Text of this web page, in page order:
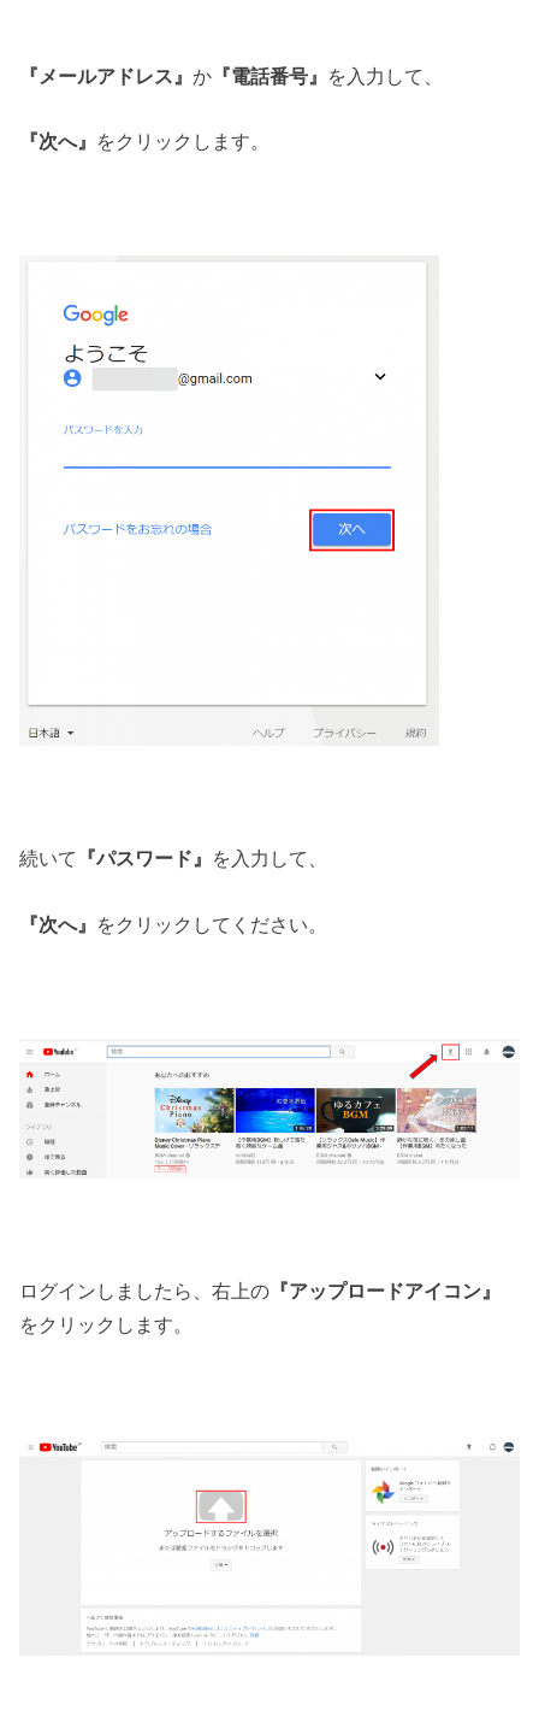
『メールアドレス』か 『電話番号』 を入力して、
『次へ』 をクリックします。
続いて 『パスワード』 を入力して、
『次へ』 をクリックしてください。
ログインしましたら、右上の 『アップロードアイコン』
をクリックします。